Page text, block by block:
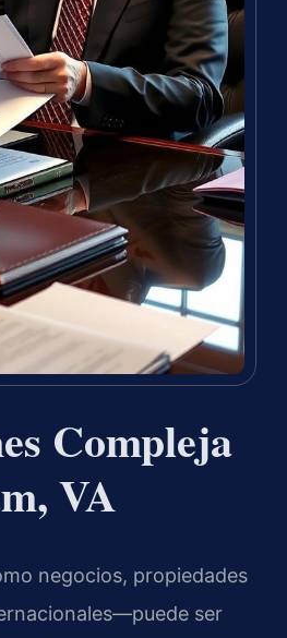
Compleja
VA
negocios, propiedades
ser